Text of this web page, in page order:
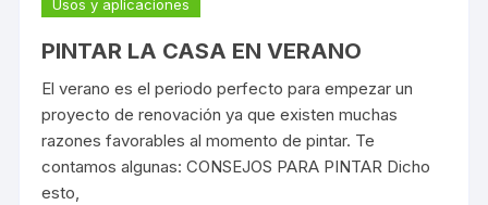
Usos y aplicaciones
PINTAR LA CASA EN VERANO
El verano es el periodo perfecto para empezar un
proyecto de renovación ya que existen muchas
razones favorables al momento de pintar. Te
contamos algunas: CONSEJOS PARA PINTAR Dicho
esto,